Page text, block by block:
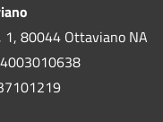
1, 80044 Ottaviano NA